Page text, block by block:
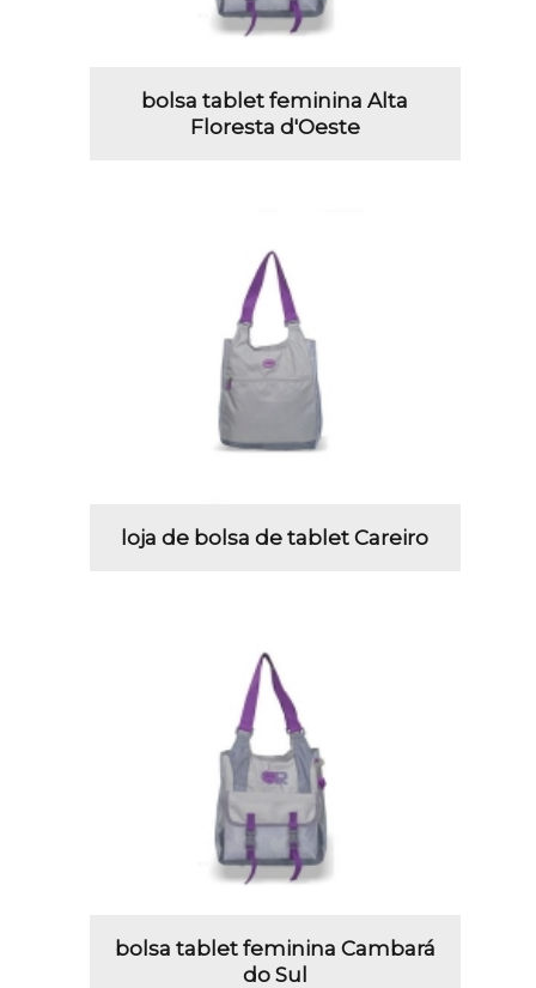
bolsa tablet feminina Alta
Floresta d'Oeste
loja de bolsa de tablet Careiro
bolsa tablet feminina Cambará
do Sul